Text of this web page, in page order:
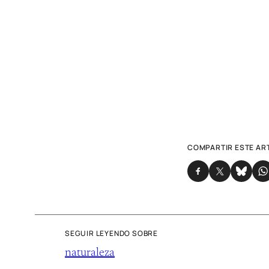
COMPARTIR ESTE
SEGUIR LEYENDO SOBRE
naturaleza